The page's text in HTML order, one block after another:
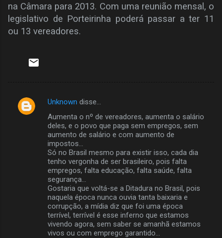
na Câmara para 2013. Com uma reunião mensal, o
legislativo de Porteirinha poderá passar a ter 11
ou 13 vereadores.
C
Unknown disse…
Aumenta o nº de vereadores, aumenta o salário
deles, e o povo que paga sem empregos, sem
aumento de salário e com aumento de
impostos...
Só no Brasil mesmo para existir isso, cada dia
tenho vergonha de ser brasileiro, pois falta
empregos, falta educação, falta saúde, falta
segurança...
Gostaria que voltá-se a Ditadura no Brasil, pois
naquela época nunca ouvia tanta baixaria e
corrupção, a mídia diz que foi uma época
terrível, terrível é esse inferno que estamos
vivendo agora, sem saber se amanhã estamos
vivos ou com emprego garantido...